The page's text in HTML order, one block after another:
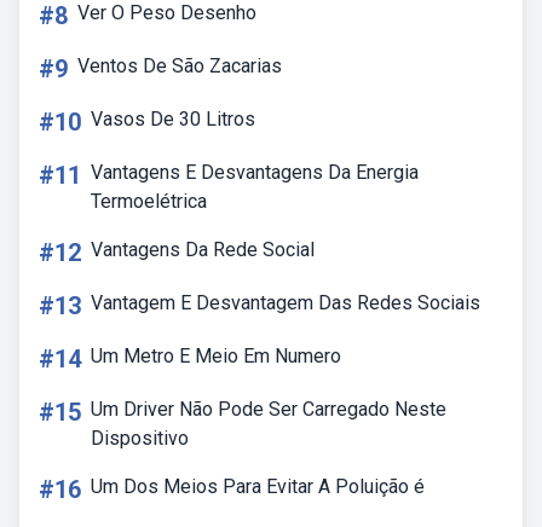
#8 Ver O Peso Desenho
#9 Ventos De São Zacarias
#10 Vasos De 30 Litros
#11 Vantagens E Desvantagens Da Energia
Termoelétrica
#12 Vantagens Da Rede Social
#13 Vantagem E Desvantagem Das Redes Sociais
#14 Um Metro E Meio Em Numero
#15 Um Driver Não Pode Ser Carregado Neste
Dispositivo
#16 Um Dos Meios Para Evitar A Poluição é